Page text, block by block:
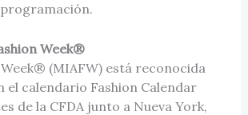
Week®
(MIAFW) está reconocida
el calendario Fashion Calendar
de la CFDA junto a Nueva York,